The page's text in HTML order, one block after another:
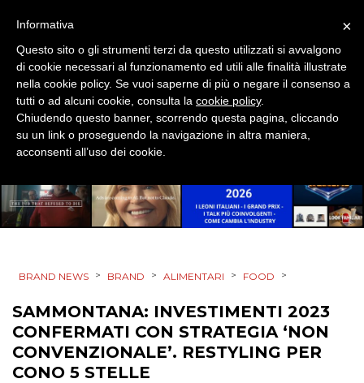
MOBILE
PROMOZIONI
PUNTI VENDITA
STRATEGIE
CINEMA
BRAND NEWS > BRAND > ALIMENTARI > FOOD >
SAMMONTANA: INVESTIMENTI 2023
CONFERMATI CON STRATEGIA ‘NON
CONVENZIONALE’. RESTYLING PER
CONO 5 STELLE
×
Informativa
Questo sito o gli strumenti terzi da questo utilizzati si avvalgono
di cookie necessari al funzionamento ed utili alle finalità illustrate
nella cookie policy. Se vuoi saperne di più o negare il consenso a
tutti o ad alcuni cookie, consulta la cookie policy.
Chiudendo questo banner, scorrendo questa pagina, cliccando
su un link o proseguendo la navigazione in altra maniera,
acconsenti all’uso dei cookie.